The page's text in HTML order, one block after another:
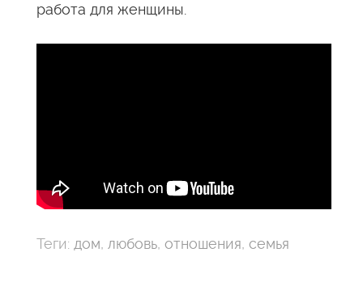
работа для женщины.
Теги: дом, любовь, отношения, семья